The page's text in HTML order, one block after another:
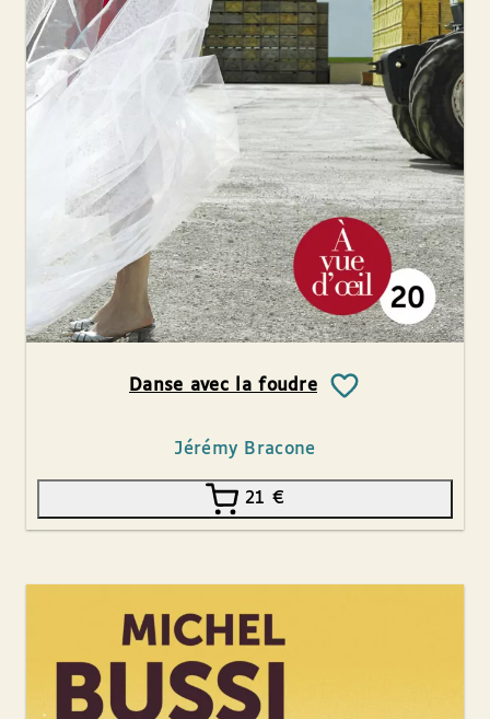
Danse avec la foudre
Jérémy Bracone
21 €